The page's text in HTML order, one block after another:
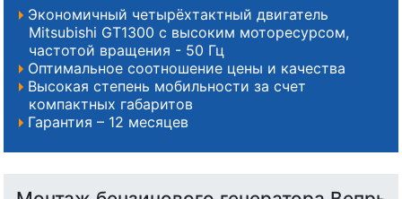
Экономичный четырёхтактный двигатель
Mitsubishi GT1300 с высоким моторесурсом,
частотой вращения - 50 Гц
Оптимальное соотношение цены и качества
Высокая степень мобильности за счет
компактных габаритов
Гарантия – 12 месяцев